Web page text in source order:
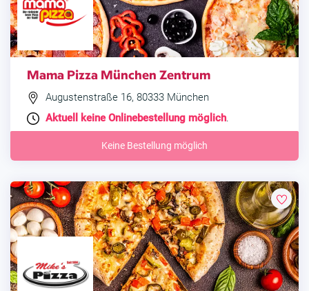
Mama Pizza München Zentrum
Augustenstraße 16, 80333 München
Aktuell keine Onlinebestellung möglich.
Keine Bestellung möglich